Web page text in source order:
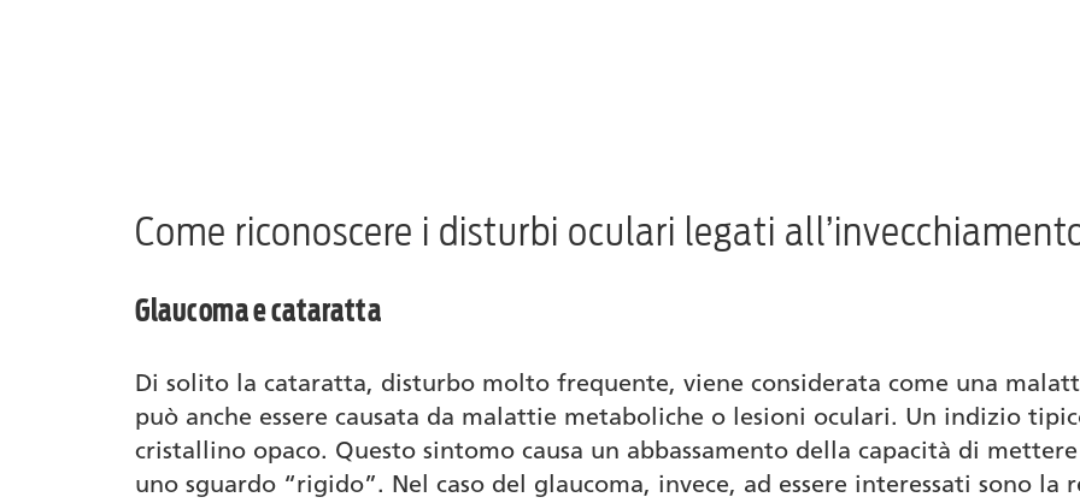
Come riconoscere i disturbi oculari legati
Glaucoma e cataratta
Di solito la cataratta, disturbo molto frequente, viene considerata come una
può anche essere causata da malattie metaboliche o lesioni oculari. Un indizio
cristallino opaco. Questo sintomo causa un abbassamento della capacità di
uno sguardo “rigido”. Nel caso del glaucoma, invece, ad essere interessati sono